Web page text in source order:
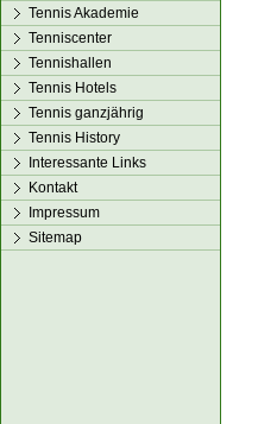
Tennis Akademie
Tenniscenter
Tennishallen
Tennis Hotels
Tennis ganzjährig
Tennis History
Interessante Links
Kontakt
Impressum
Sitemap